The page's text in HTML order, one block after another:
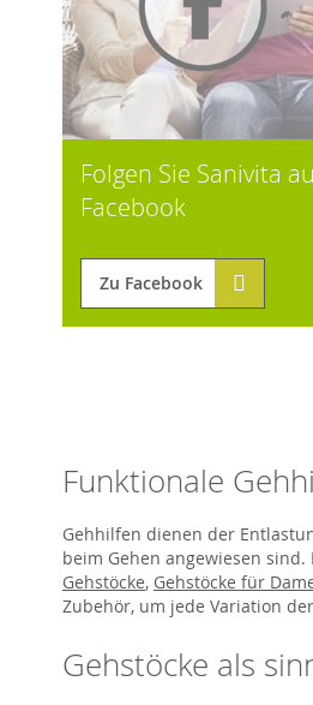
Folgen Sie Sanivita
Facebook
Zu Facebook
Funktionale
Gehhilfen dienen der
beim Gehen angewiesen
Gehstöcke, Gehstöcke für
Zubehör, um jede Variation
Gehstöcke als